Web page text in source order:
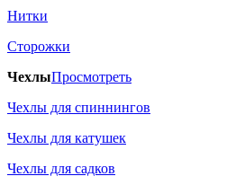
Нитки
Сторожки
ЧехлыПросмотреть
Чехлы для спиннингов
Чехлы для катушек
Чехлы для садков